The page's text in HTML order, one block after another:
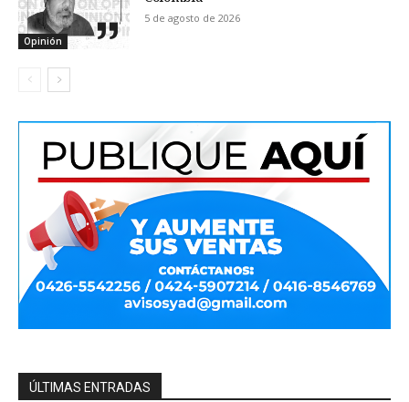
Opinión
5 de agosto de 2026
ÚLTIMAS ENTRADAS